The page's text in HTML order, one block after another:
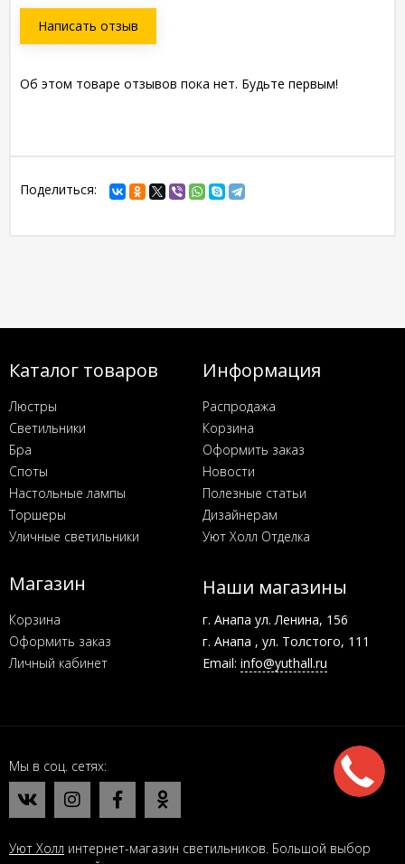
Написать отзыв
Об этом товаре отзывов пока нет. Будьте первым!
Поделиться:
Каталог товаров
Люстры
Светильники
Бра
Споты
Настольные лампы
Торшеры
Уличные светильники
Информация
Распродажа
Корзина
Оформить заказ
Новости
Полезные статьи
Дизайнерам
Уют Холл Отделка
Магазин
Корзина
Оформить заказ
Личный кабинет
Наши магазины
г. Анапа ул. Ленина, 156
г. Анапа , ул. Толстого, 111
Email: info@yuthall.ru
Мы в соц. сетях
Уют Холл интернет-магазин светильников. Большой выбор